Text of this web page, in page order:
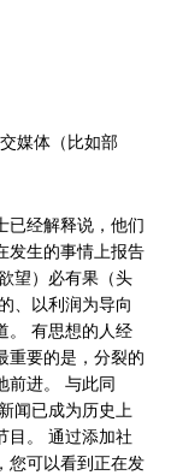
媒体（比如部
已经解释说，他们
发生的事情上报告
望）必有果（头
、以利润为导向
。 有思想的人经
重要的是，分裂的
前进。 与此同
闻已成为历史上
目。 通过添加社
您可以看到正在发